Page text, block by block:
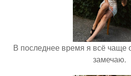
В последнее время я всё чаще
замечаю.